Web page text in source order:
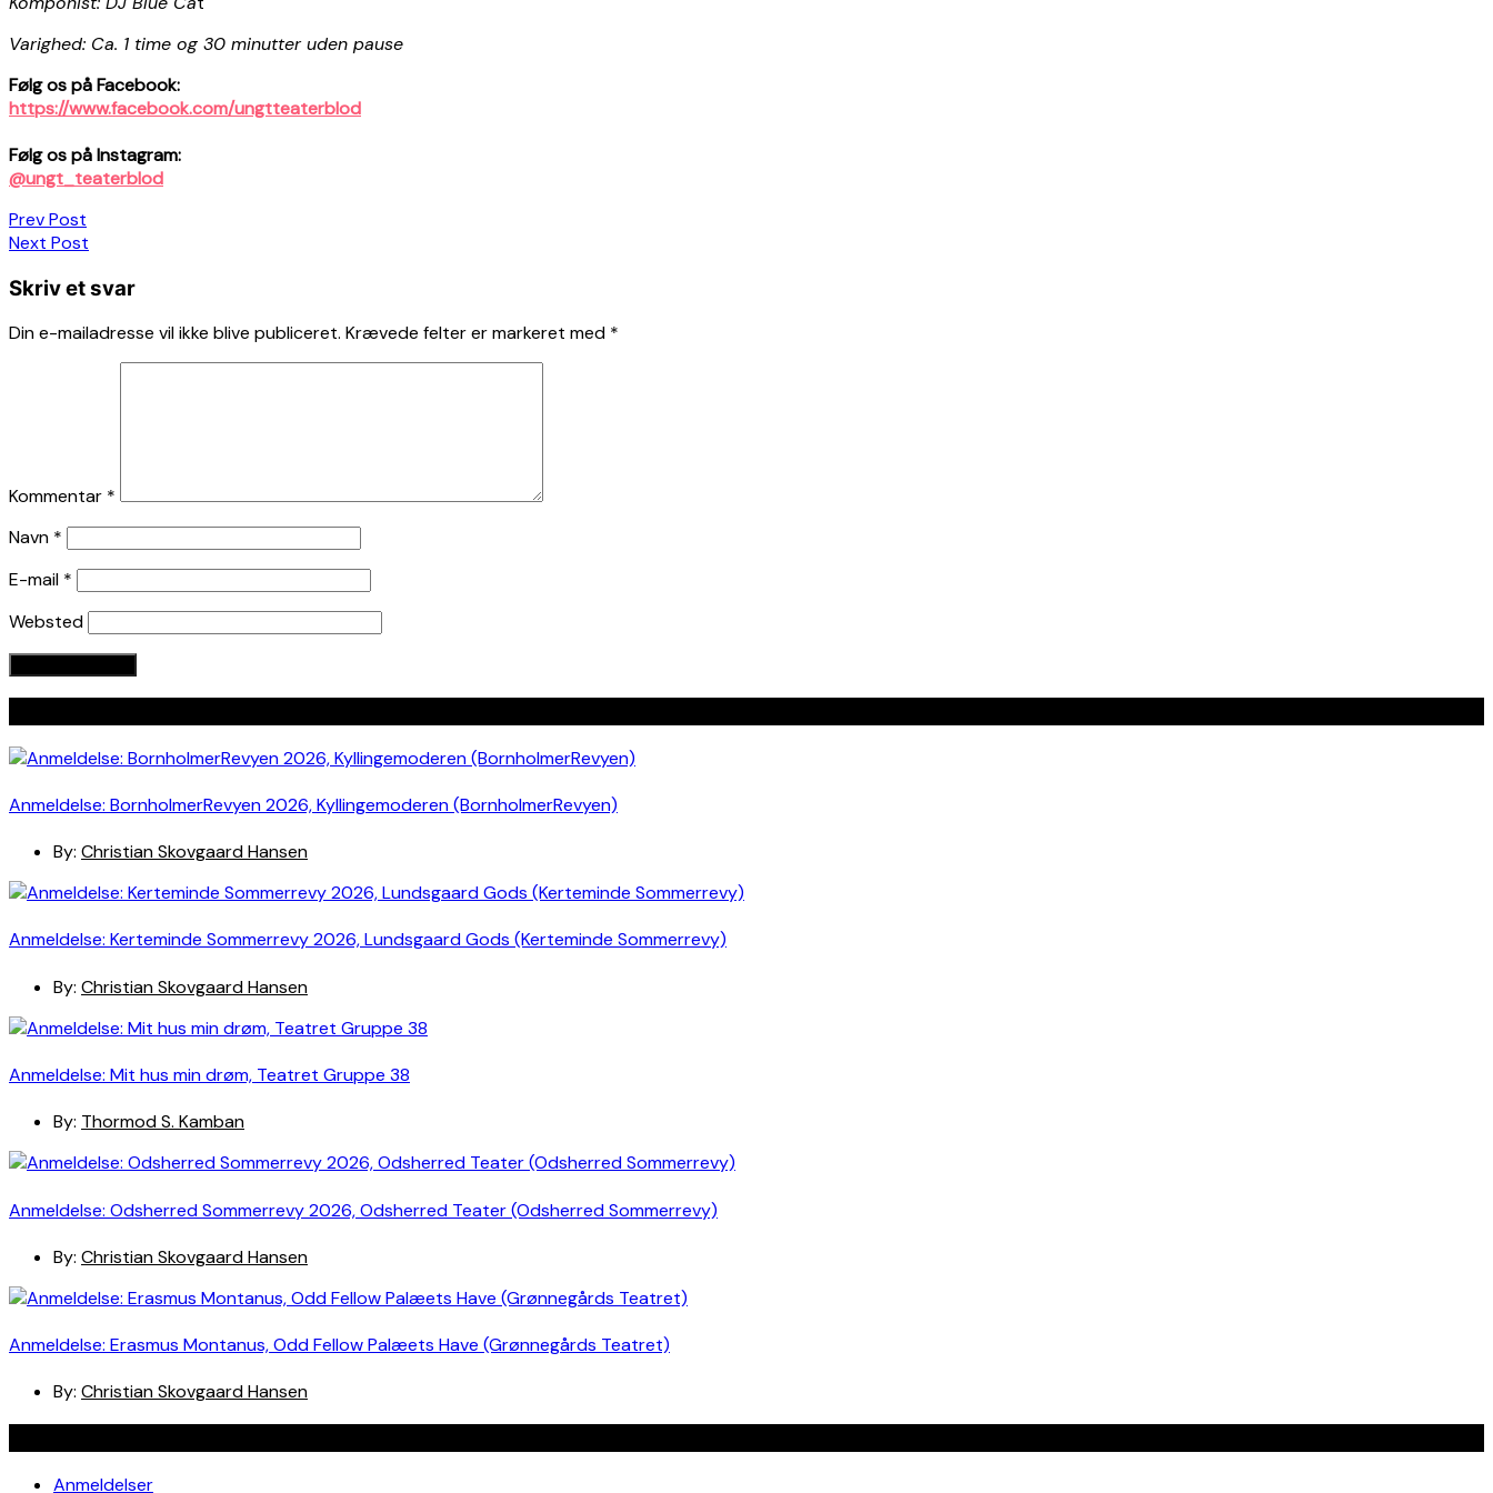
Varighed: Ca. 1 time og 30 minutter uden pause
Følg os på Facebook:
https://www.facebook.com/ungtteaterblod
Følg os på Instagram:
@ungt_teaterblod
Indlægsnavigation
Prev Post
Next Post
Skriv et svar
Din e-mailadresse vil ikke blive publiceret. Krævede felter er markeret med *
Kommentar *
Navn *
E-mail *
Websted
Anmeldelse: BornholmerRevyen 2026, Kyllingemoderen (BornholmerRevyen)
By: Christian Skovgaard Hansen
Anmeldelse: Kerteminde Sommerrevy 2026, Lundsgaard Gods (Kerteminde Sommerrevy)
By: Christian Skovgaard Hansen
Anmeldelse: Mit hus min drøm, Teatret Gruppe 38
By: Thormod S. Kamban
Anmeldelse: Odsherred Sommerrevy 2026, Odsherred Teater (Odsherred Sommerrevy)
By: Christian Skovgaard Hansen
Anmeldelse: Erasmus Montanus, Odd Fellow Palæets Have (Grønnegårds Teatret)
By: Christian Skovgaard Hansen
Anmeldelser